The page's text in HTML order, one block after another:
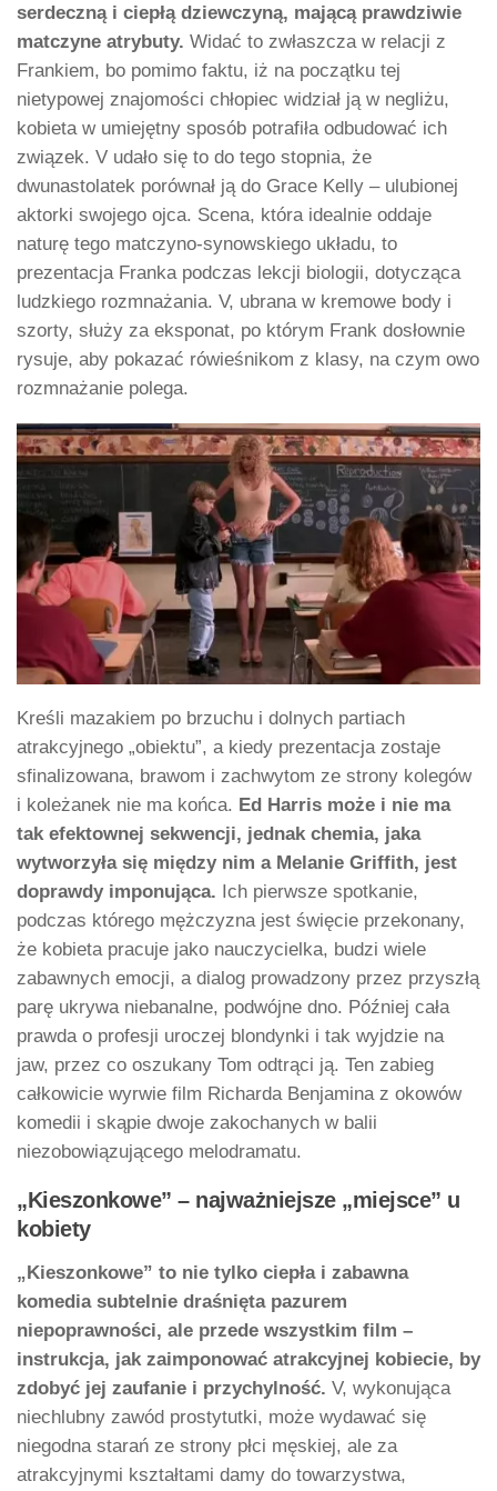
serdeczną i ciepłą dziewczyną, mającą prawdziwie
matczyne atrybuty. Widać to zwłaszcza w relacji z
Frankiem, bo pomimo faktu, iż na początku tej
nietypowej znajomości chłopiec widział ją w negliżu,
kobieta w umiejętny sposób potrafiła odbudować ich
związek. V udało się to do tego stopnia, że
dwunastolatek porównał ją do Grace Kelly – ulubionej
aktorki swojego ojca. Scena, która idealnie oddaje
naturę tego matczyno-synowskiego układu, to
prezentacja Franka podczas lekcji biologii, dotycząca
ludzkiego rozmnażania. V, ubrana w kremowe body i
szorty, służy za eksponat, po którym Frank dosłownie
rysuje, aby pokazać rówieśnikom z klasy, na czym owo
rozmnażanie polega.
Kreśli mazakiem po brzuchu i dolnych partiach
atrakcyjnego „obiektu”, a kiedy prezentacja zostaje
sfinalizowana, brawom i zachwytom ze strony kolegów
i koleżanek nie ma końca. Ed Harris może i nie ma
tak efektownej sekwencji, jednak chemia, jaka
wytworzyła się między nim a Melanie Griffith, jest
doprawdy imponująca. Ich pierwsze spotkanie,
podczas którego mężczyzna jest święcie przekonany,
że kobieta pracuje jako nauczycielka, budzi wiele
zabawnych emocji, a dialog prowadzony przez przyszłą
parę ukrywa niebanalne, podwójne dno. Później cała
prawda o profesji uroczej blondynki i tak wyjdzie na
jaw, przez co oszukany Tom odtrąci ją. Ten zabieg
całkowicie wyrwie film Richarda Benjamina z okowów
komedii i skąpie dwoje zakochanych w balii
niezobowiązującego melodramatu.
„Kieszonkowe” – najważniejsze „miejsce” u
kobiety
„Kieszonkowe” to nie tylko ciepła i zabawna
komedia subtelnie draśnięta pazurem
niepoprawności, ale przede wszystkim film –
instrukcja, jak zaimponować atrakcyjnej kobiecie, by
zdobyć jej zaufanie i przychylność. V, wykonująca
niechlubny zawód prostytutki, może wydawać się
niegodna starań ze strony płci męskiej, ale za
atrakcyjnymi kształtami damy do towarzystwa,